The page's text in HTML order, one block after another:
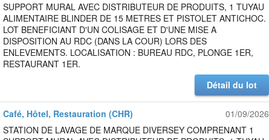
SUPPORT MURAL AVEC DISTRIBUTEUR DE PRODUITS, 1 TUYAU
ALIMENTAIRE BLINDER DE 15 METRES ET PISTOLET ANTICHOC.
LOT BENEFICIANT D'UN COLISAGE ET D'UNE MISE A
DISPOSITION AU RDC (DANS LA COUR) LORS DES
ENLEVEMENTS. LOCALISATION : BUREAU RDC, PLONGE 1ER,
RESTAURANT 1ER.
Détail du lot
Café, Hôtel, Restauration (CHR)
01/09/2026
STATION DE LAVAGE DE MARQUE DIVERSEY COMPRENANT 1